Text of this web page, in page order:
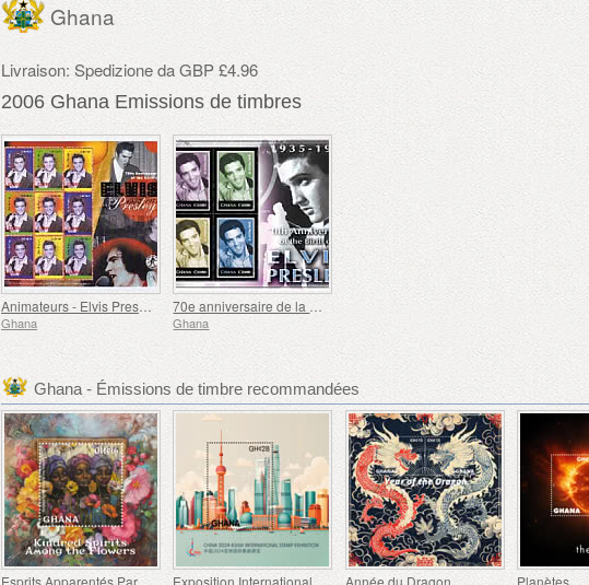
Ghana
Livraison: Spedizione da GBP £4.96
2006 Ghana Emissions de timbres
Animateurs - Elvis Presley
Ghana
70e anniversaire de la naissance d'Elvis Presley
Ghana
Ghana - Émissions de timbre recommandées
Esprits Apparentés Parmi les Fleurs Année du Dragon Planètes